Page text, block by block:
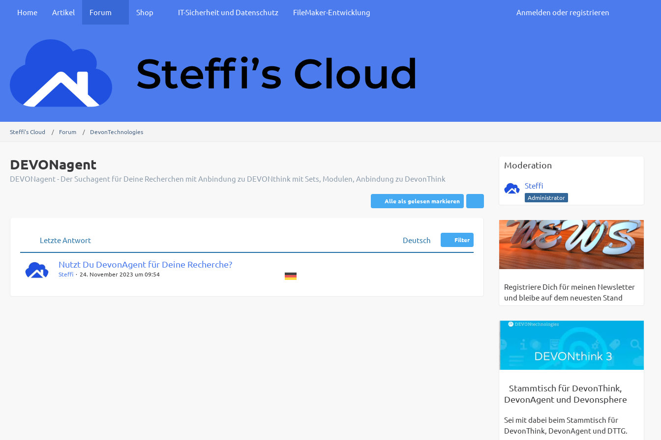
Home Artikel Forum Shop IT-Sicherheit und Datenschutz FileMaker-Entwicklung Anmelden oder registrieren
Steffi's Cloud Forum DevonTechnologies
DEVONagent
DEVONagent - Der Suchagent für Deine Recherchen mit Anbindung zu DEVONthink mit Sets, Modulen, Anbindung zu DevonThink
Alle als gelesen markieren
Letzte Antwort Deutsch Filter
Nutzt Du DevonAgent für Deine Recherche?
Steffi 24. November 2023 um 09:54
Moderation
Steffi
Administrator
Registriere Dich für meinen Newsletter
und bleibe auf dem neuesten Stand
Stammtisch für DevonThink,
DevonAgent und Devonsphere
Sei mit dabei beim Stammtisch für
DevonThink, DevonAgent und DTTG.